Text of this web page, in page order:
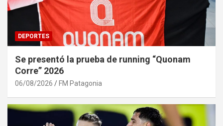
DEPORTES
Se presentó la prueba de running “Quonam
Corre” 2026
06/08/2026 FM Patagonia